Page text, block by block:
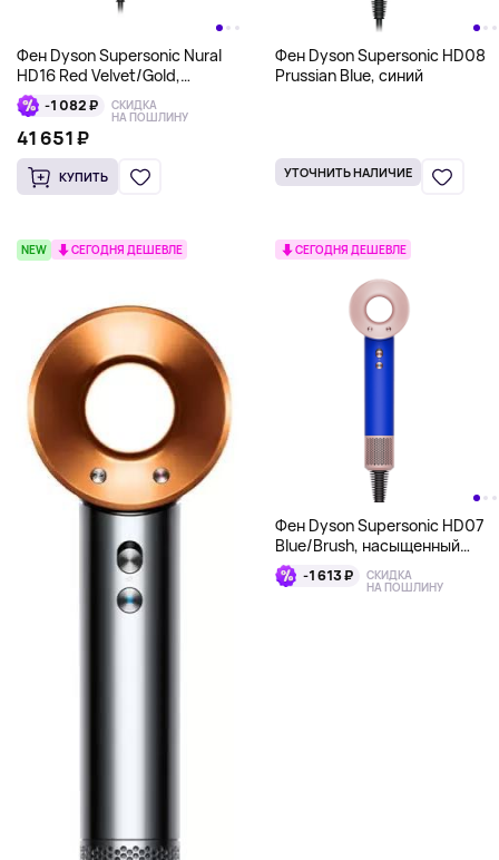
Фен Dyson Supersonic Nural
HD16 Red Velvet/Gold,
красный
-1 082 ₽ СКИДКА
НА ПОШЛИНУ
41 651 ₽
КУПИТЬ
Фен Dyson Supersonic HD08
Prussian Blue, синий
УТОЧНИТЬ НАЛИЧИЕ
NEW СЕГОДНЯ ДЕШЕВЛЕ СЕГОДНЯ ДЕШЕВЛЕ
Фен Dyson Supersonic HD07
Blue/Brush, насыщенный
синий-1 613 ₽ СКИДКА
НА ПОШЛИНУ